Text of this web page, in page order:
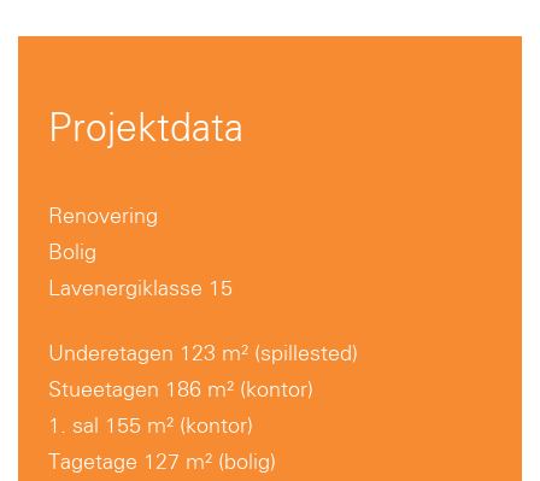
Projektdata
Renovering
Bolig
Lavenergiklasse 15
Underetagen 123 m² (spillested)
Stueetagen 186 m² (kontor)
1. sal 155 m² (kontor)
Tagetage 127 m² (bolig)